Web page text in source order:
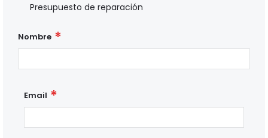
Presupuesto de reparación
Nombre
Email